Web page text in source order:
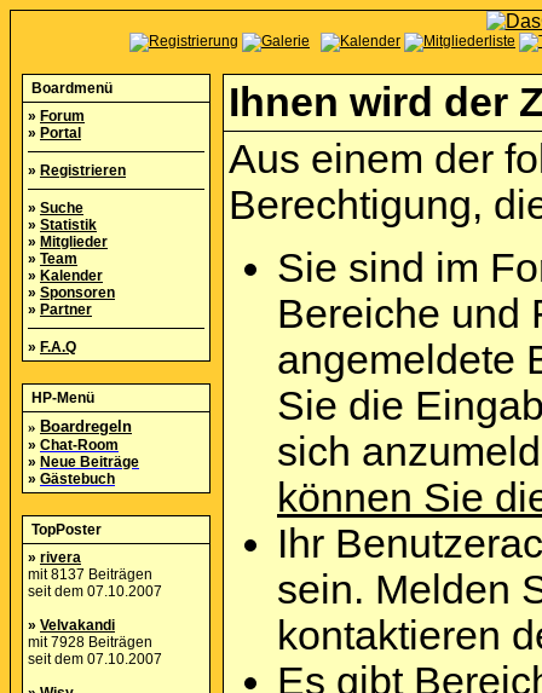
Boardmenü
» Forum
» Portal
» Registrieren
» Suche
» Statistik
» Mitglieder
» Team
» Kalender
» Sponsoren
» Partner
» F.A.Q
HP-Menü
» Boardregeln
» Chat-Room
» Neue Beiträge
» Gästebuch
TopPoster
» rivera
mit 8137 Beiträgen
seit dem 07.10.2007
» Velvakandi
mit 7928 Beiträgen
seit dem 07.10.2007
Ihnen wird der
Aus einem der
Berechtigung,
Sie sind im
Bereiche und
angemeldete
Sie die
sich
können Sie
Ihr
sein. Melden
kontaktieren
Es gibt